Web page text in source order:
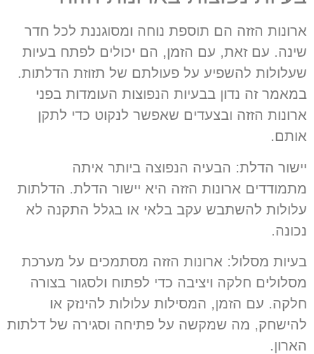
ארונות הזזה הם תוספת נוחה ומסוגננת לכל חדר
שינה. עם זאת, עם הזמן, הם יכולים לפתח בעיות
שעלולות להשפיע על פעולתם של תזוזת הדלתות.
במאמר זה נדון בבעיות הנפוצות העומדות בפני
ארונות הזזה ובצעדים שאפשר לנקוט כדי לתקן
אותם.
יישור הדלת: הבעיה הנפוצה ביותר איתה
מתמודדים ארונות הזזה היא יישור הדלת. הדלתות
עלולות להשתבש עקב בלאי או בגלל התקנה לא
נכונה.
בעיות מסלול: ארונות הזזה מסתמכים על מערכת
מסלולים חלקה ויציבה כדי לפתוח ולסגור בצורה
חלקה. עם הזמן, המסילות עלולות להינזק או
להישחק, מה שמקשה על פתיחה וסגירה של דלתות
הארון.